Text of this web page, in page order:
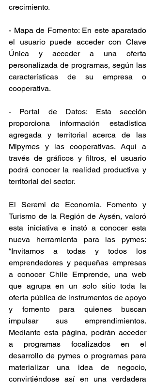
crecimiento.
- Mapa de Fomento: En este aparatado
el usuario puede acceder con Clave
Única y acceder a una oferta
personalizada de programas, según las
características de su empresa o
cooperativa.
- Portal de Datos: Esta sección
proporciona información estadística
agregada y territorial acerca de las
Mipymes y las cooperativas. Aquí a
través de gráficos y filtros, el usuario
podrá conocer la realidad productiva y
territorial del sector.
El Seremi de Economía, Fomento y
Turismo de la Región de Aysén, valoró
esta iniciativa e instó a conocer esta
nueva herramienta para las pymes:
“Invitamos a todas y todos los
emprendedores y pequeñas empresas
a conocer Chile Emprende, una web
que agrupa en un solo sitio toda la
oferta pública de instrumentos de apoyo
y fomento para quienes buscan
impulsar sus emprendimientos.
Mediante esta página, podrán acceder
a programas focalizados en el
desarrollo de pymes o programas para
materializar una idea de negocio,
convirtiéndose así en una verdadera